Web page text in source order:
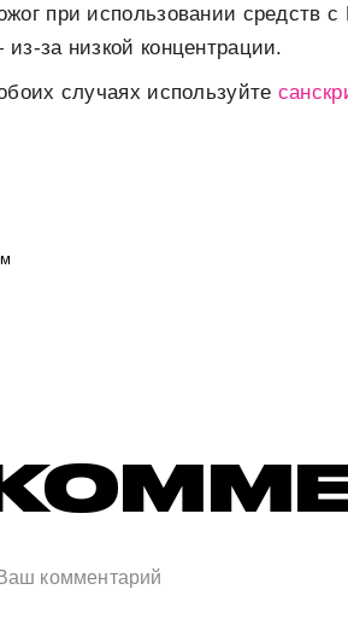
при использовании средств
за низкой концентрации.
случаях используйте